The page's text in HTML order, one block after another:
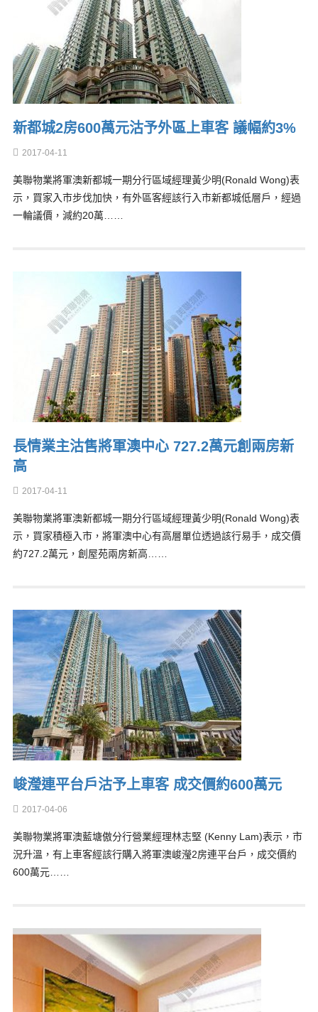
新都城2房600萬元沽予外區上車客 議幅約3%
2017-04-11
美聯物業將軍澳新都城一期分行區域經理黃少明(Ronald Wong)表
示，買家入市步伐加快，有外區客經該行入市新都城低層戶，經過
一輪議價，減約20萬……
長情業主沽售將軍澳中心 727.2萬元創兩房新
高
2017-04-11
美聯物業將軍澳新都城一期分行區域經理黃少明(Ronald Wong)表
示，買家積極入市，將軍澳中心有高層單位透過該行易手，成交價
約727.2萬元，創屋苑兩房新高……
峻瀅連平台戶沽予上車客 成交價約600萬元
2017-04-06
美聯物業將軍澳藍塘傲分行營業經理林志堅 (Kenny Lam)表示，市
況升溫，有上車客經該行購入將軍澳峻瀅2房連平台戶，成交價約
600萬元……